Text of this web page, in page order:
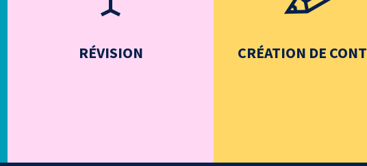
RÉVISION CRÉATION DE